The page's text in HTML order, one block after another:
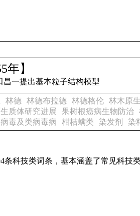
年】
昌一提出基本粒子结构模型
林德 林德布拉德 林德格伦 林木原
质体研究进展
果树根癌病生物防治
毒及类病毒病
柑桔螨类 染发剂 染
条科技类词条，基本涵盖了常见科技